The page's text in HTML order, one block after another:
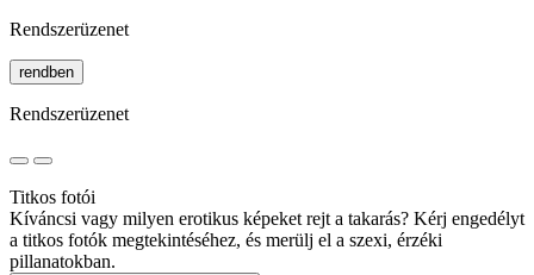
Rendszerüzenet
rendben
Rendszerüzenet
Titkos fotói
Kíváncsi vagy milyen erotikus képeket rejt a takarás? Kérj engedélyt
a titkos fotók megtekintéséhez, és merülj el a szexi, érzéki
pillanatokban.